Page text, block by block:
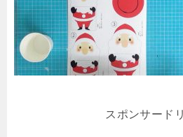
スポンサード